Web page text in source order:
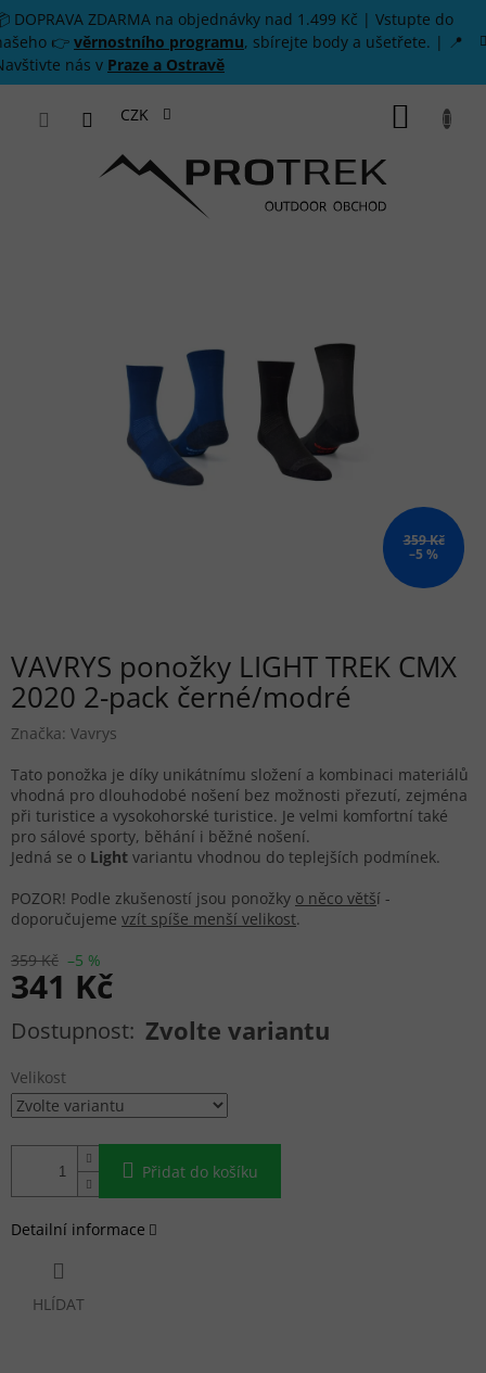
Přejít na obsah
DOPRAVA ZDARMA na objednávky nad 1.499 Kč | Vstupte do
👉 věrnostního programu, sbírejte body a ušetřete. | 📍
nás v Praze a Ostravě
CZK
359 Kč
–5 %
VAVRYS ponožky LIGHT TREK CMX
2020 2-pack černé/modré
Značka: Vavrys
359 Kč –5 %
341 Kč
Měrná cena: Zvolte variantu
Velikost
Přidat do košíku
Tato ponožka je díky unikátnímu složení a kombinaci materiálů
vhodná pro dlouhodobé nošení bez možnosti přezutí, zejména
při turistice a vysokohorské turistice. Je velmi komfortní také
pro sálové sporty, běhání i běžné nošení.
Jedná se o Light variantu vhodnou do teplejších podmínek.
POZOR! Podle zkušeností jsou ponožky o něco větší -
doporučujeme vzít spíše menší velikost.
Detailní informace
HLÍDAT